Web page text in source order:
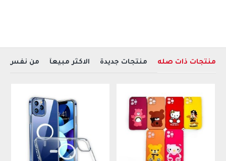
منتجات ذات صله منتجات جديدة الاكثر مبيعآ من نفس